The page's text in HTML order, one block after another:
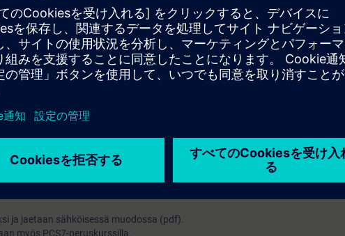
Typejä hyödyntäen
tai vastaavat tiedot
sovelluksen välityksellä. Koulutettavalla on pääsy koulutuksen
ja jaetaan sähköisessä muodossa (pdf).
myös PCS7-peruskurssilla.